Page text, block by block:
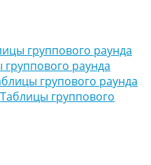
группового раунда
раунда
групового раунда
группового